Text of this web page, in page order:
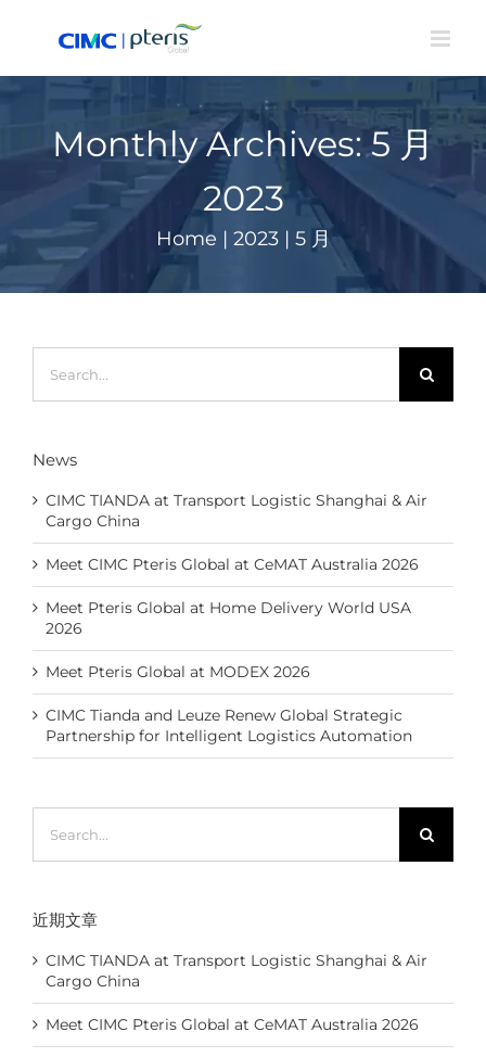
Monthly Archives:5 月
2023
Home | 2023 | 5 月
for:
News
CIMC TIANDA at Transport Logistic Shanghai & Air
Cargo China
Meet CIMC Pteris Global at CeMAT Australia 2026
Meet Pteris Global at Home Delivery World USA
2026
Meet Pteris Global at MODEX 2026
CIMC Tianda and Leuze Renew Global Strategic
Partnership for Intelligent Logistics Automation
for:
近期文章
CIMC TIANDA at Transport Logistic Shanghai & Air
Cargo China
Meet CIMC Pteris Global at CeMAT Australia 2026